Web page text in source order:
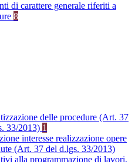
di carattere generale riferiti a
8
delle procedure (Art. 37
33/2013) 1
interesse realizzazione opere
(Art. 37 del d.lgs. 33/2013)
alla programmazione di lavori,